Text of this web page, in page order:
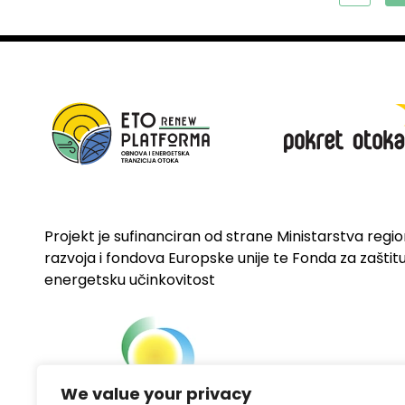
We value your privacy
Projekt je sufinanciran od strane Ministarstva
razvoja i fondova Europske unije te Fonda za
energetsku učinkovitost